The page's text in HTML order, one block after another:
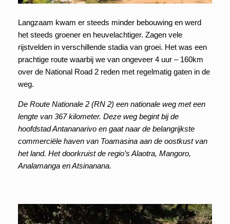
Langzaam kwam er steeds minder bebouwing en werd
het steeds groener en heuvelachtiger. Zagen vele
rijstvelden in verschillende stadia van groei. Het was een
prachtige route waarbij we van ongeveer 4 uur – 160km
over de National Road 2 reden met regelmatig gaten in de
weg.
De Route Nationale 2 (RN 2) een nationale weg met een
lengte van 367 kilometer. Deze weg begint bij de
hoofdstad Antananarivo en gaat naar de belangrijkste
commerciële haven van Toamasina aan de oostkust van
het land. Het doorkruist de regio’s Alaotra, Mangoro,
Analamanga en Atsinanana.